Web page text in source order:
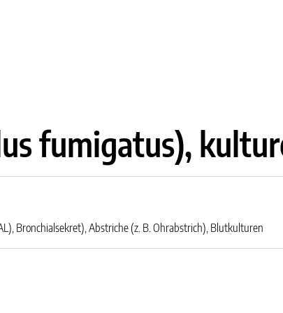
fumigatus),
Bronchialsekret), Abstriche (z. B. Ohrabstrich), Blutkulturen